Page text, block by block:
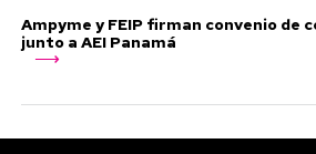
Ampyme y FEIP firman convenio de
junto a AEI Panamá